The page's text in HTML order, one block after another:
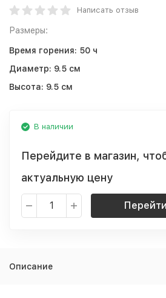
Написать отзыв
Размеры:
Время горения: 50 ч
Диаметр: 9.5 см
Высота: 9.5 см
В наличии
Перейдите в магазин,
актуальную цену
Описание